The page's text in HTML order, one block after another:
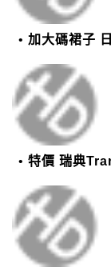
加大碼裙子 日韓系簡約
特價 瑞典